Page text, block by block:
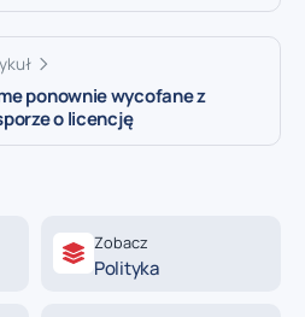
ponownie wycofane z
o licencję
Zobacz
Polityka